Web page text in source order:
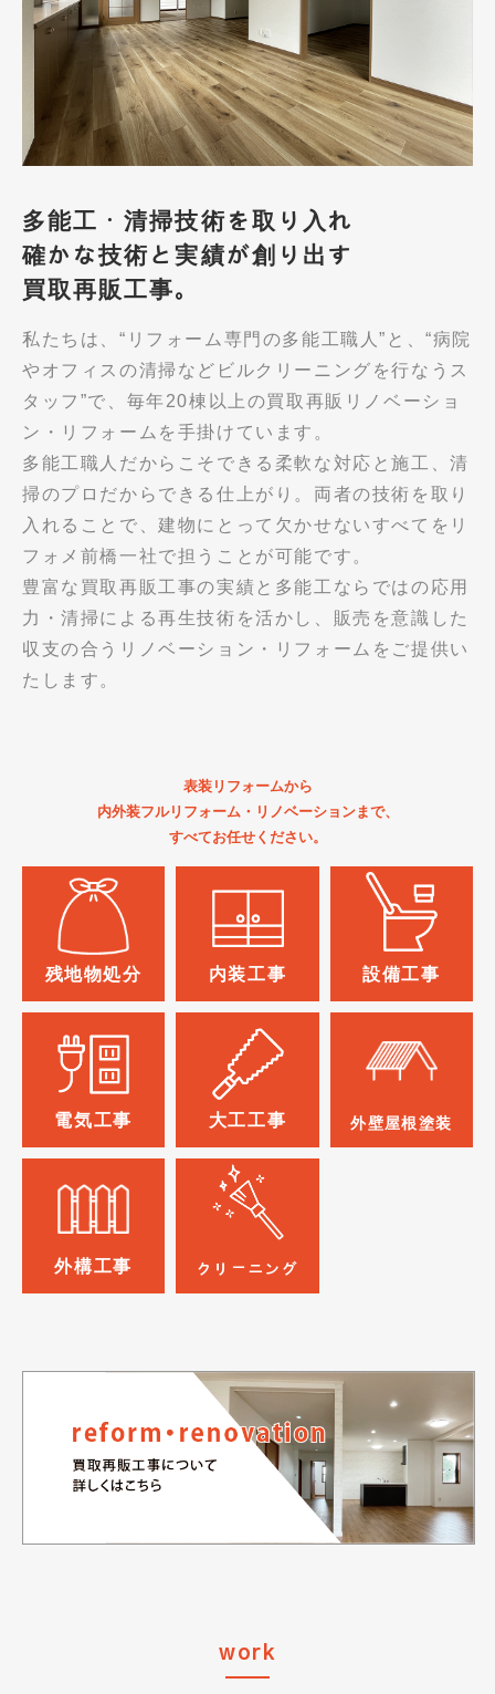
多能工・清掃技術を取り入れ
確かな技術と実績が創り出す
買取再販工事。
私たちは、“リフォーム専門の多能工職人”と、“病院
やオフィスの清掃などビルクリーニングを行なうス
タッフ”で、毎年20棟以上の買取再販リノベーショ
ン・リフォームを手掛けています。
多能工職人だからこそできる柔軟な対応と施工、清
掃のプロだからできる仕上がり。両者の技術を取り
入れることで、建物にとって欠かせないすべてをリ
フォメ前橋一社で担うことが可能です。
豊富な買取再販工事の実績と多能工ならではの応用
力・清掃による再生技術を活かし、販売を意識した
収支の合うリノベーション・リフォームをご提供い
たします。
表装リフォームから
内外装フルリフォーム・リノベーションまで、
すべてお任せください。
残地物処分 内装工事 設備工事
電気工事 大工工事 外壁屋根塗装
外構工事 クリーニング
work